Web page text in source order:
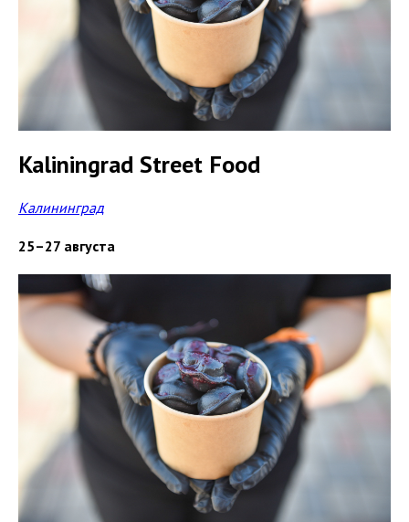
Kaliningrad Street Food
Калининград
25–27 августа